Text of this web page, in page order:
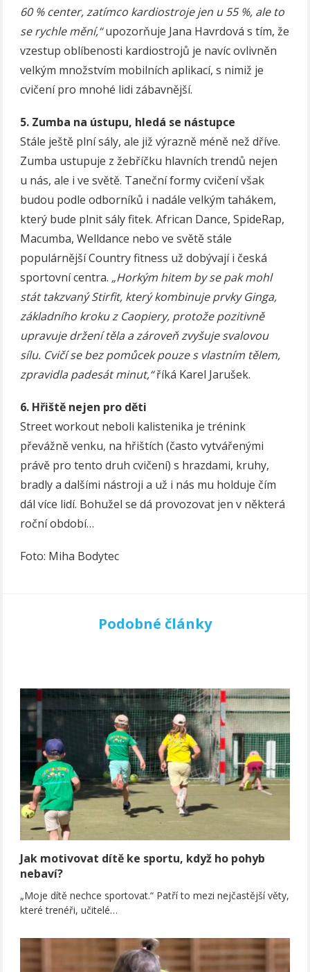
60 % center, zatímco kardiostroje jen u 55 %, ale to
se rychle mění,“upozorňuje Jana Havrdová s tím, že
vzestup oblíbenosti kardiostrojů je navíc ovlivněn
velkým množstvím mobilních aplikací, s nimiž je
cvičení pro mnohé lidi zábavnější.
5. Zumba na ústupu, hledá se nástupce
Stále ještě plní sály, ale již výrazně méně než dříve.
Zumba ustupuje z žebříčku hlavních trendů nejen
u nás, ale i ve světě. Taneční formy cvičení však
budou podle odborníků i nadále velkým tahákem,
který bude plnit sály fitek. African Dance, SpideRap,
Macumba, Welldance nebo ve světě stále
populárnější Country fitness už dobývají i česká
sportovní centra. „Horkým hitem by se pak mohl
stát takzvaný Stirfit, který kombinuje prvky Ginga,
základního kroku z Caopiery, protože pozitivně
upravuje držení těla a zároveň zvyšuje svalovou
sílu. Cvičí se bez pomůcek pouze s vlastním tělem,
zpravidla padesát minut,“říká Karel Jarušek.
6. Hřiště nejen pro děti
Street workout neboli kalistenika je trénink
převážně venku, na hřištích (často vytvářenými
právě pro tento druh cvičení) s hrazdami, kruhy,
bradly a dalšími nástroji a už i nás mu holduje čím
dál více lidí. Bohužel se dá provozovat jen v některá
roční období…
Foto: Miha Bodytec
Podobné články
Jak motivovat dítě ke sportu, když ho pohyb
nebaví?
„Moje dítě nechce sportovat.“ Patří to mezi nejčastější věty,
které trenéři, učitelé…